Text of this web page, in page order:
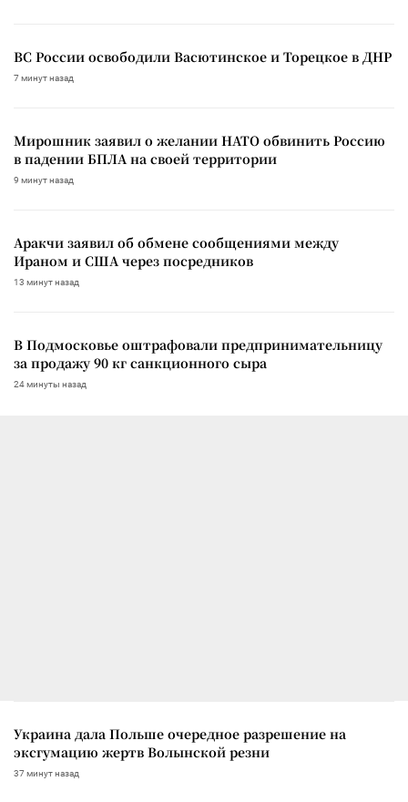
ВС России освободили Васютинское и Торецкое в ДНР
7 минут назад
Мирошник заявил о желании НАТО обвинить Россию
в падении БПЛА на своей территории
9 минут назад
Аракчи заявил об обмене сообщениями между
Ираном и США через посредников
13 минут назад
В Подмосковье оштрафовали предпринимательницу
за продажу 90 кг санкционного сыра
24 минуты назад
Украина дала Польше очередное разрешение на
эксгумацию жертв Волынской резни
37 минут назад